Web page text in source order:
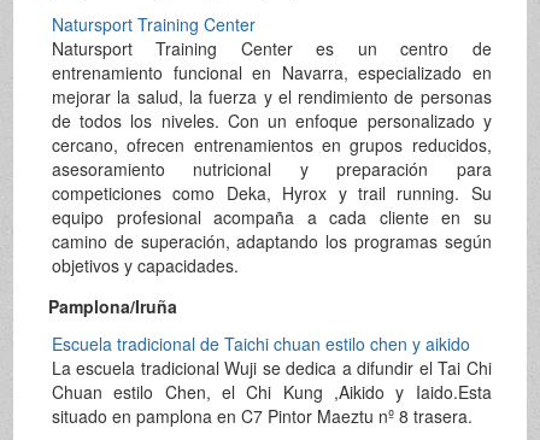
Natursport Training Center
Natursport Training Center es un centro de
entrenamiento funcional en Navarra, especializado en
mejorar la salud, la fuerza y el rendimiento de personas
de todos los niveles. Con un enfoque personalizado y
cercano, ofrecen entrenamientos en grupos reducidos,
asesoramiento nutricional y preparación para
competiciones como Deka, Hyrox y trail running. Su
equipo profesional acompaña a cada cliente en su
camino de superación, adaptando los programas según
objetivos y capacidades.
Pamplona/Iruña
Escuela tradicional de Taichi chuan estilo chen y aikido
La escuela tradicional Wuji se dedica a difundir el Tai Chi
Chuan estilo Chen, el Chi Kung ,Aikido y Iaido.Esta
situado en pamplona en C7 Pintor Maeztu nº 8 trasera.